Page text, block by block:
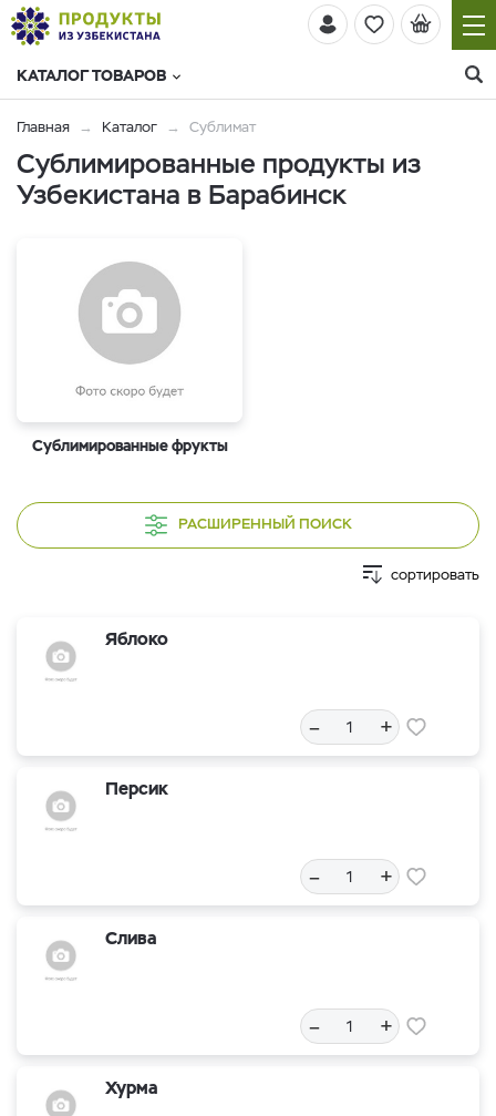
КАТАЛОГ ТОВАРОВ
Главная Каталог Сублимат
Cублимированные продукты из
Узбекистана в Барабинск
Сублимированные фрукты
РАСШИРЕННЫЙ ПОИСК
сортировать
Яблоко
– +
Персик
– +
Слива
– +
Хурма